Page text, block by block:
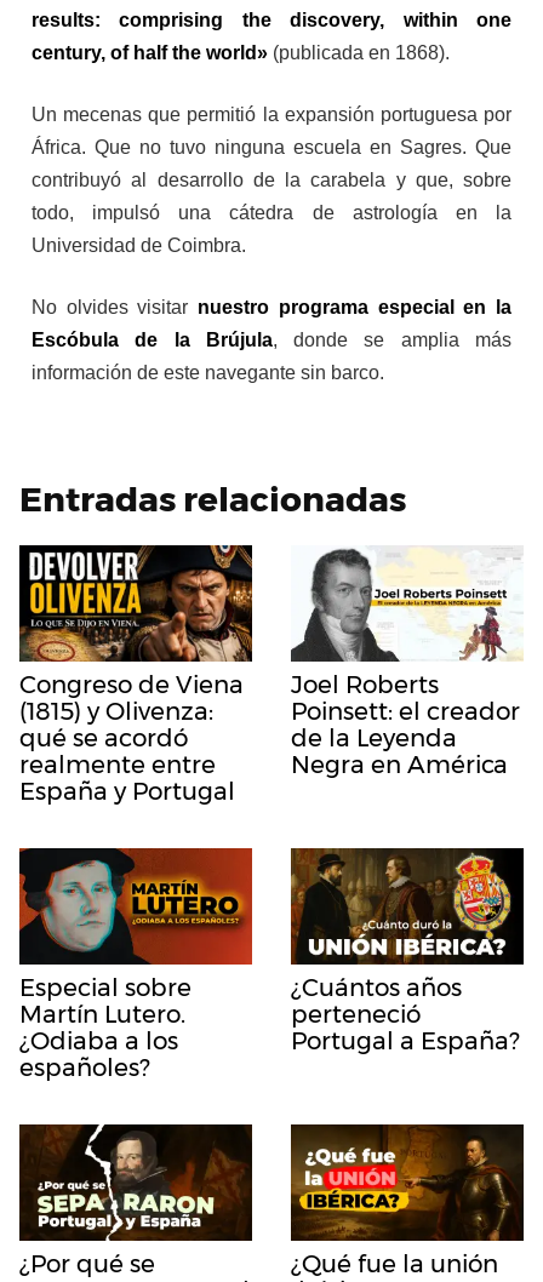
results: comprising the discovery, within one
century, of half the world» (publicada en 1868).
Un mecenas que permitió la expansión portuguesa por
África. Que no tuvo ninguna escuela en Sagres. Que
contribuyó al desarrollo de la carabela y que, sobre
todo, impulsó una cátedra de astrología en la
Universidad de Coimbra.
No olvides visitar nuestro programa especial en la
Escóbula de la Brújula, donde se amplia más
información de este navegante sin barco.
Entradas relacionadas
Congreso de Viena
(1815) y Olivenza:
qué se acordó
realmente entre
España y Portugal
Joel Roberts
Poinsett: el creador
de la Leyenda
Negra en América
Especial sobre
Martín Lutero.
¿Odiaba a los
españoles?
¿Cuántos años
perteneció
Portugal a España?
¿Por qué se
¿Qué fue la unión